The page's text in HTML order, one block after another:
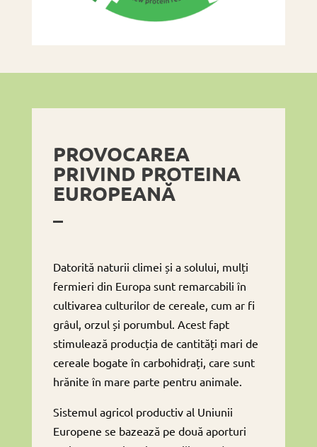
PROVOCAREA
PRIVIND PROTEINA
EUROPEANĂ
–
Datorită naturii climei și a solului, mulți
fermieri din Europa sunt remarcabili în
cultivarea culturilor de cereale, cum ar fi
grâul, orzul și porumbul. Acest fapt
stimulează producția de cantități mari de
cereale bogate în carbohidrați, care sunt
hrănite în mare parte pentru animale.
Sistemul agricol productiv al Uniunii
Europene se bazează pe două aporturi